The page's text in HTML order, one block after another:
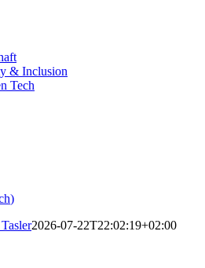
& Inclusion
Tech
)
2026-07-22T22:02:19+02:00